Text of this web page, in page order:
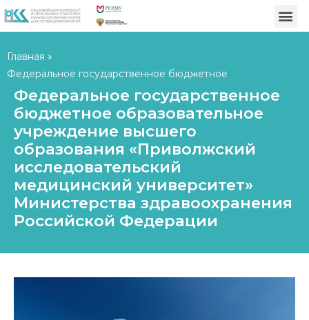
Главная »
Федеральное государственное бюджетное
образовательное учреждение высшего образования
«Приволжский исследовательский медицинский
университет» Министерства здравоохранения
Российской Федерации
Федеральное государственное
бюджетное образовательное
учреждение высшего
образования «Приволжский
исследовательский
медицинский университет»
Министерства здравоохранения
Российской Федерации